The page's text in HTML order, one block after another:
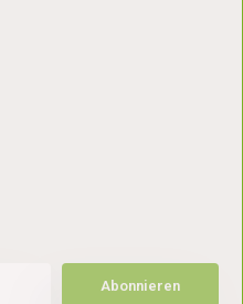
Abonnieren